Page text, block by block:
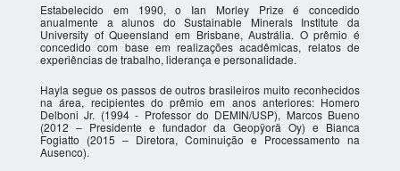
Estabelecido em 1990, o Ian Morley Prize é concedido
anualmente a alunos do Sustainable Minerals Institute da
University of Queensland em Brisbane, Austrália. O prêmio é
concedido com base em realizações acadêmicas, relatos de
experiências de trabalho, liderança e personalidade.
Hayla segue os passos de outros brasileiros muito reconhecidos
na área, recipientes do prêmio em anos anteriores: Homero
Delboni Jr. (1994 - Professor do DEMIN/USP), Marcos Bueno
(2012 – Presidente e fundador da Geopÿorä Oy) e Bianca
Fogiatto (2015 – Diretora, Cominuição e Processamento na
Ausenco).